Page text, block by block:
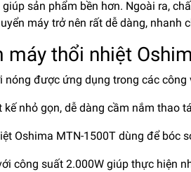
sản phẩm bền hơn. Ngoài ra,
máy trở nên rất dễ dàng,
máy thổi nhiệt
nóng được ứng dụng trong các
kế nhỏ gọn, dễ dàng cầm nắm thao
Oshima MTN-1500T dùng để bóc
công suất 2.000W giúp thực hiện